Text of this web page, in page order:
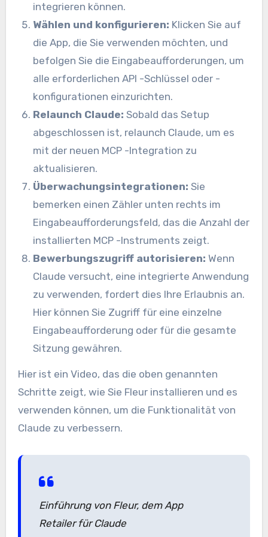
integrieren können.
Wählen und konfigurieren: Klicken Sie auf
die App, die Sie verwenden möchten, und
befolgen Sie die Eingabeaufforderungen, um
alle erforderlichen API -Schlüssel oder -
konfigurationen einzurichten.
Relaunch Claude: Sobald das Setup
abgeschlossen ist, relaunch Claude, um es
mit der neuen MCP -Integration zu
aktualisieren.
Überwachungsintegrationen: Sie
bemerken einen Zähler unten rechts im
Eingabeaufforderungsfeld, das die Anzahl der
installierten MCP -Instruments zeigt.
Bewerbungszugriff autorisieren: Wenn
Claude versucht, eine integrierte Anwendung
zu verwenden, fordert dies Ihre Erlaubnis an.
Hier können Sie Zugriff für eine einzelne
Eingabeaufforderung oder für die gesamte
Sitzung gewähren.
Hier ist ein Video, das die oben genannten
Schritte zeigt, wie Sie Fleur installieren und es
verwenden können, um die Funktionalität von
Claude zu verbessern.
Einführung von Fleur, dem App
Retailer für Claude